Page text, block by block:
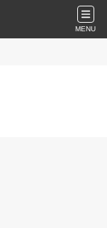
MENU